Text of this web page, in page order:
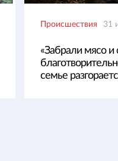
Происшествия 31
«Забрали мясо и
семье